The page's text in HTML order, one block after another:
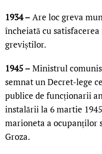
1934 –Are loc greva
încheiată cu
greviștilor.
1945 –Ministrul
semnat un Decret-lege
publice de funcționarii
instalării la 6 martie
marioneta a ocupanților
Groza.